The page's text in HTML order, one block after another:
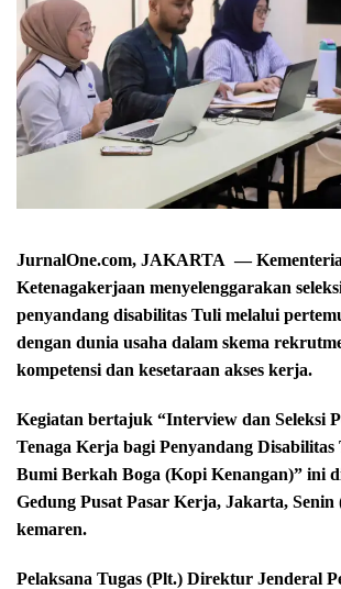
JurnalOne.com, JAKARTA —
Ketenagakerjaan menyelenggarakan
penyandang disabilitas Tuli melalui
dengan dunia usaha dalam skema
kompetensi dan kesetaraan akses kerja.
Kegiatan bertajuk “Interview dan Seleksi
Tenaga Kerja bagi Penyandang
Bumi Berkah Boga (Kopi Kenangan)” ini
Gedung Pusat Pasar Kerja, Jakarta, Senin
kemaren.
Pelaksana Tugas (Plt.) Direktur Jenderal